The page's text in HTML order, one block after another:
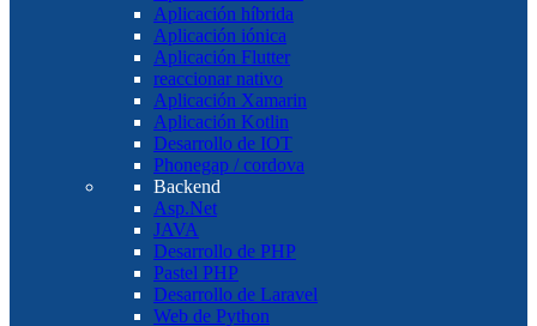
Aplicación híbrida
Aplicación iónica
Aplicación Flutter
reaccionar nativo
Aplicación Xamarin
Aplicación Kotlin
Desarrollo de IOT
Phonegap / cordova
Backend
Asp.Net
JAVA
Desarrollo de PHP
Pastel PHP
Desarrollo de Laravel
Web de Python